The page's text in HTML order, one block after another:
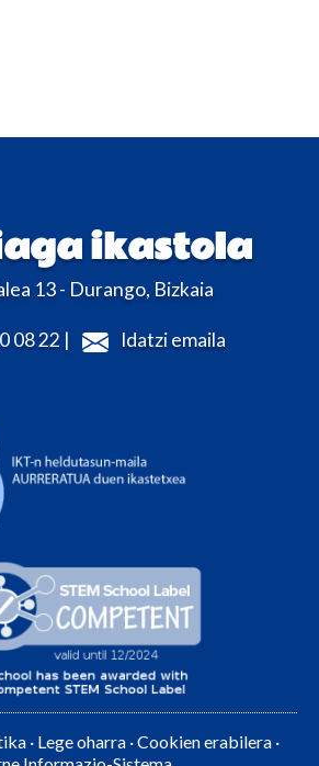
ikastola
13 - Durango, Bizkaia
08 22 | Idatzi emaila
· Lege oharra ·Cookien erabilera ·